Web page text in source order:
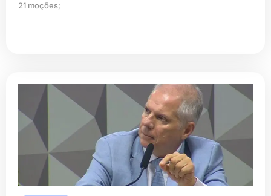
21 moções;